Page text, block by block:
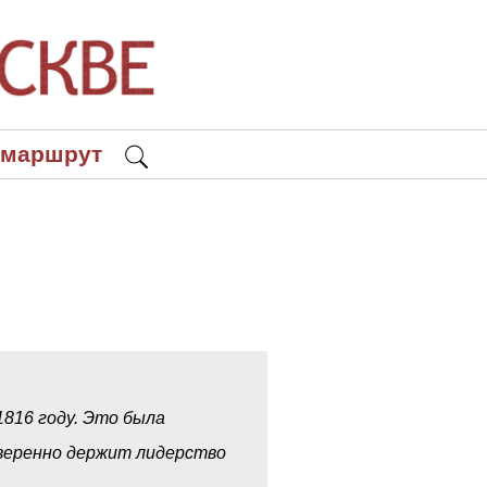
году. Это была
держит лидерство